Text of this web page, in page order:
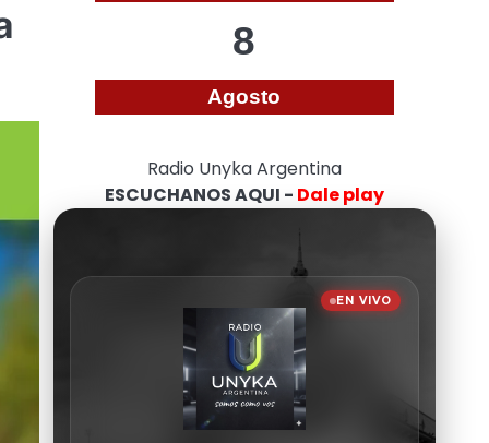
8
Agosto
Radio Unyka Argentina
ESCUCHANOS AQUI - Dale play